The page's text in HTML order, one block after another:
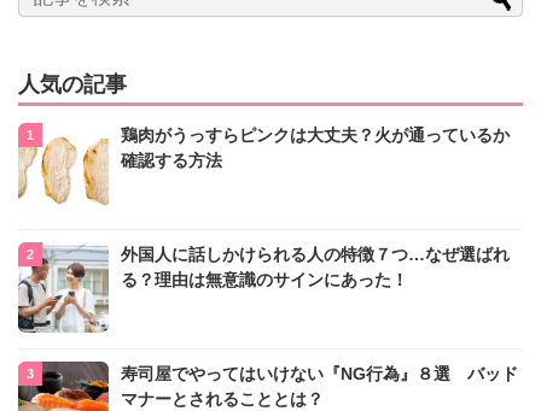
人気の記事
鶏肉がうっすらピンクは大丈夫？火が通っているか
確認する方法
外国人に話しかけられる人の特徴７つ…なぜ選ばれ
る？理由は無意識のサインにあった！
寿司屋でやってはいけない『NG行為』８選 バッド
マナーとされることとは？